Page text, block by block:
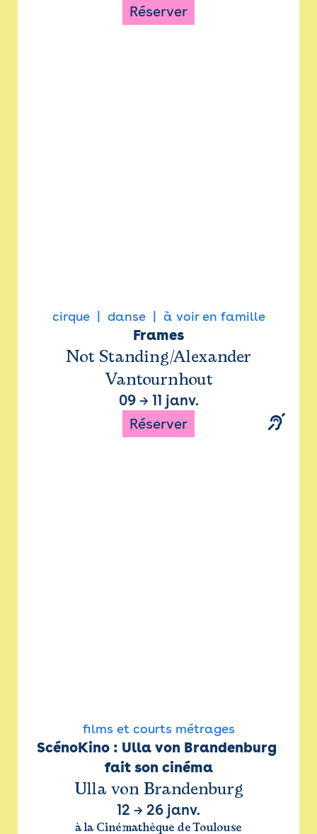
Réserver
cirque danse à voir en famille
Frames
Not Standing/Alexander
Vantournhout
09→ 11 janv.
Réserver
films et courts métrages
ScénoKino : Ulla von Brandenburg
fait son cinéma
Ulla von Brandenburg
12 → 26 janv.
à la Cinémathèque de Toulouse